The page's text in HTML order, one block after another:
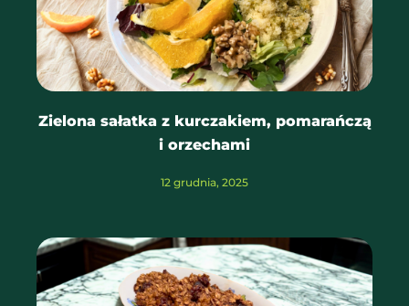
Zielona sałatka z kurczakiem, pomarańczą
i orzechami
12 grudnia, 2025